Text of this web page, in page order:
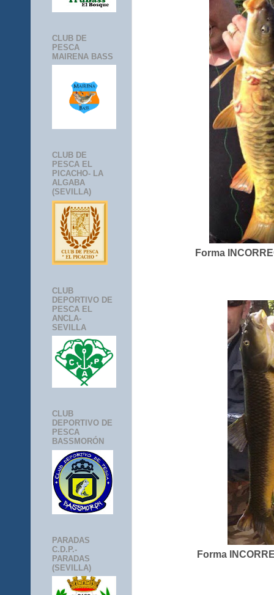
Forma
Forma
CLUB DE
PESCA
MAIRENA BASS
CLUB DE
PESCA EL
PICACHO- LA
ALGABA
(SEVILLA)
CLUB
DEPORTIVO DE
PESCA EL
ANCLA-
SEVILLA
CLUB
DEPORTIVO DE
PESCA
BASSMORÓN
PARADAS
C.D.P.-
PARADAS
(SEVILLA)